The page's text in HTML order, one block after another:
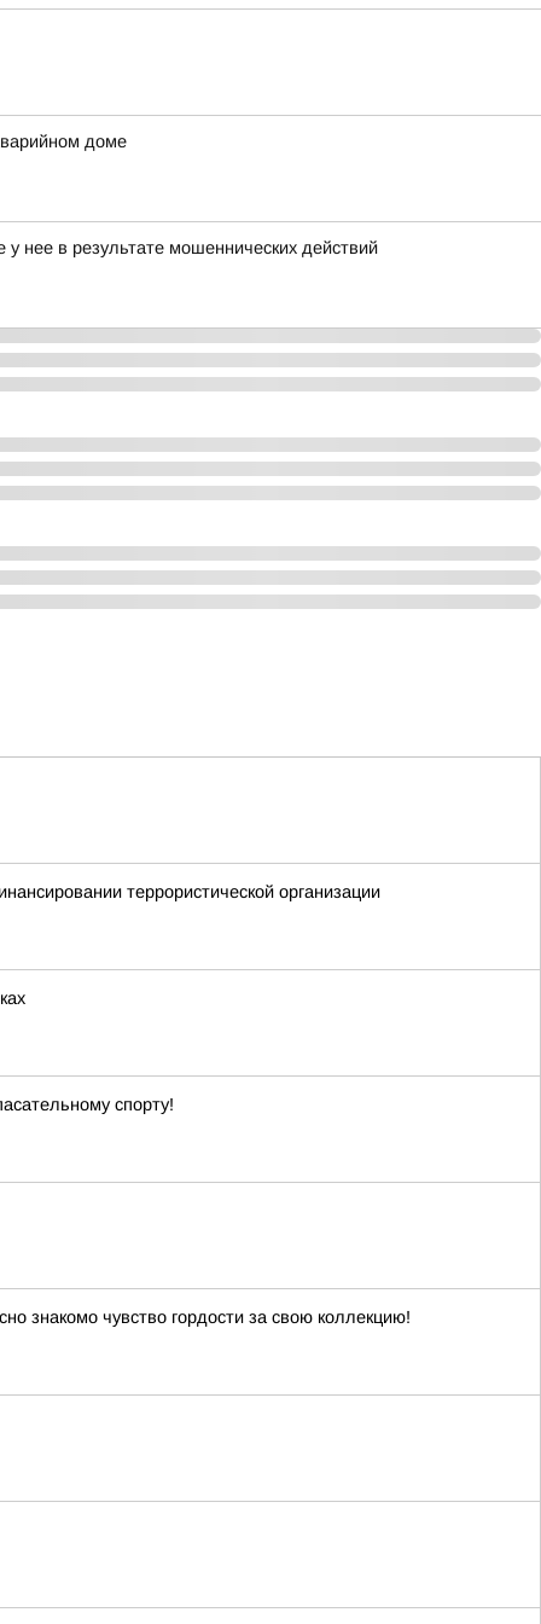
доме
нее в результате мошеннических действий
террористической организации
спорту!
знакомо чувство гордости за свою коллекцию!